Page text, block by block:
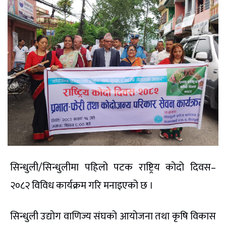
सिन्धुली/सिन्धुलीमा पहिलो पटक राष्ट्रिय कोदो दिवस–
२०८२ विविध कार्यक्रम गरि मनाइएको छ ।
सिन्धुली उद्योग वाणिज्य संघको आयोजना तथा कृषि विकास